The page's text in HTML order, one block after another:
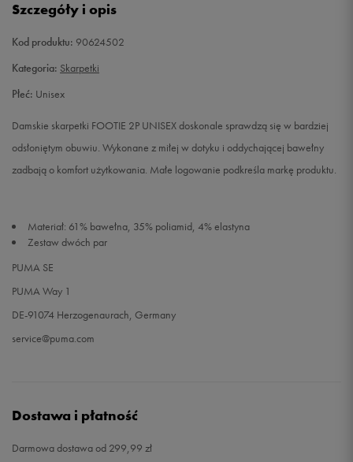
Szczegóły i opis
Kod produktu: 90624502
Kategoria: Skarpetki
Płeć: Unisex
Damskie skarpetki FOOTIE 2P UNISEX doskonale sprawdzą się w bardziej
odsłoniętym obuwiu. Wykonane z miłej w dotyku i oddychającej bawełny
zadbają o komfort użytkowania. Małe logowanie podkreśla markę produktu.
Materiał: 61% bawełna, 35% poliamid, 4% elastyna
Zestaw dwóch par
PUMA SE
PUMA Way 1
DE-91074 Herzogenaurach, Germany
service@puma.com
Dostawa i płatność
Darmowa dostawa od 299,99 zł